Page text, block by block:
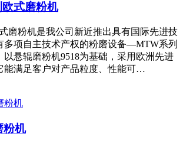
式磨粉机
磨粉机是我公司新近推出具有国际先进技
多项自主技术产权的粉磨设备—MTW系列
以悬辊磨粉机9518为基础，采用欧洲先进
能满足客户对产品粒度、性能可…
粉机